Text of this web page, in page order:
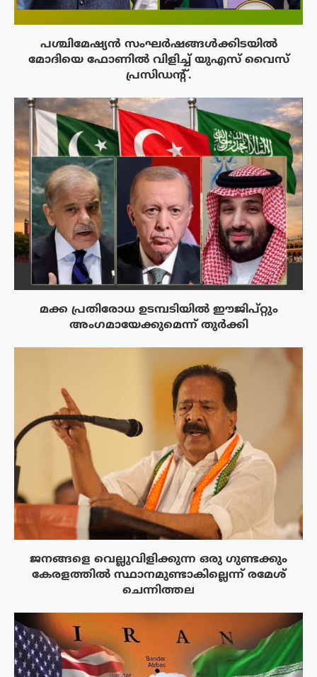
പശ്ചിമേഷ്യന്‍ സംഘര്‍ഷങ്ങള്‍ക്കിടയിൽ
മോദിയെ ഫോണില്‍ വിളിച്ച് യുഎസ് വൈസ്
പ്രസിഡന്റ്.
മക്ക പ്രതിരോധ ഉടമ്പടിയിൽ ഈജിപ്റ്റും
അംഗമായേക്കുമെന്ന് തുർക്കി
ജനങ്ങളെ വെല്ലുവിളിക്കുന്ന ഒരു ഗുണ്ടക്കും
കേരളത്തിൽ സ്ഥാനമുണ്ടാകില്ലെന്ന് രമേശ്
ചെന്നിത്തല